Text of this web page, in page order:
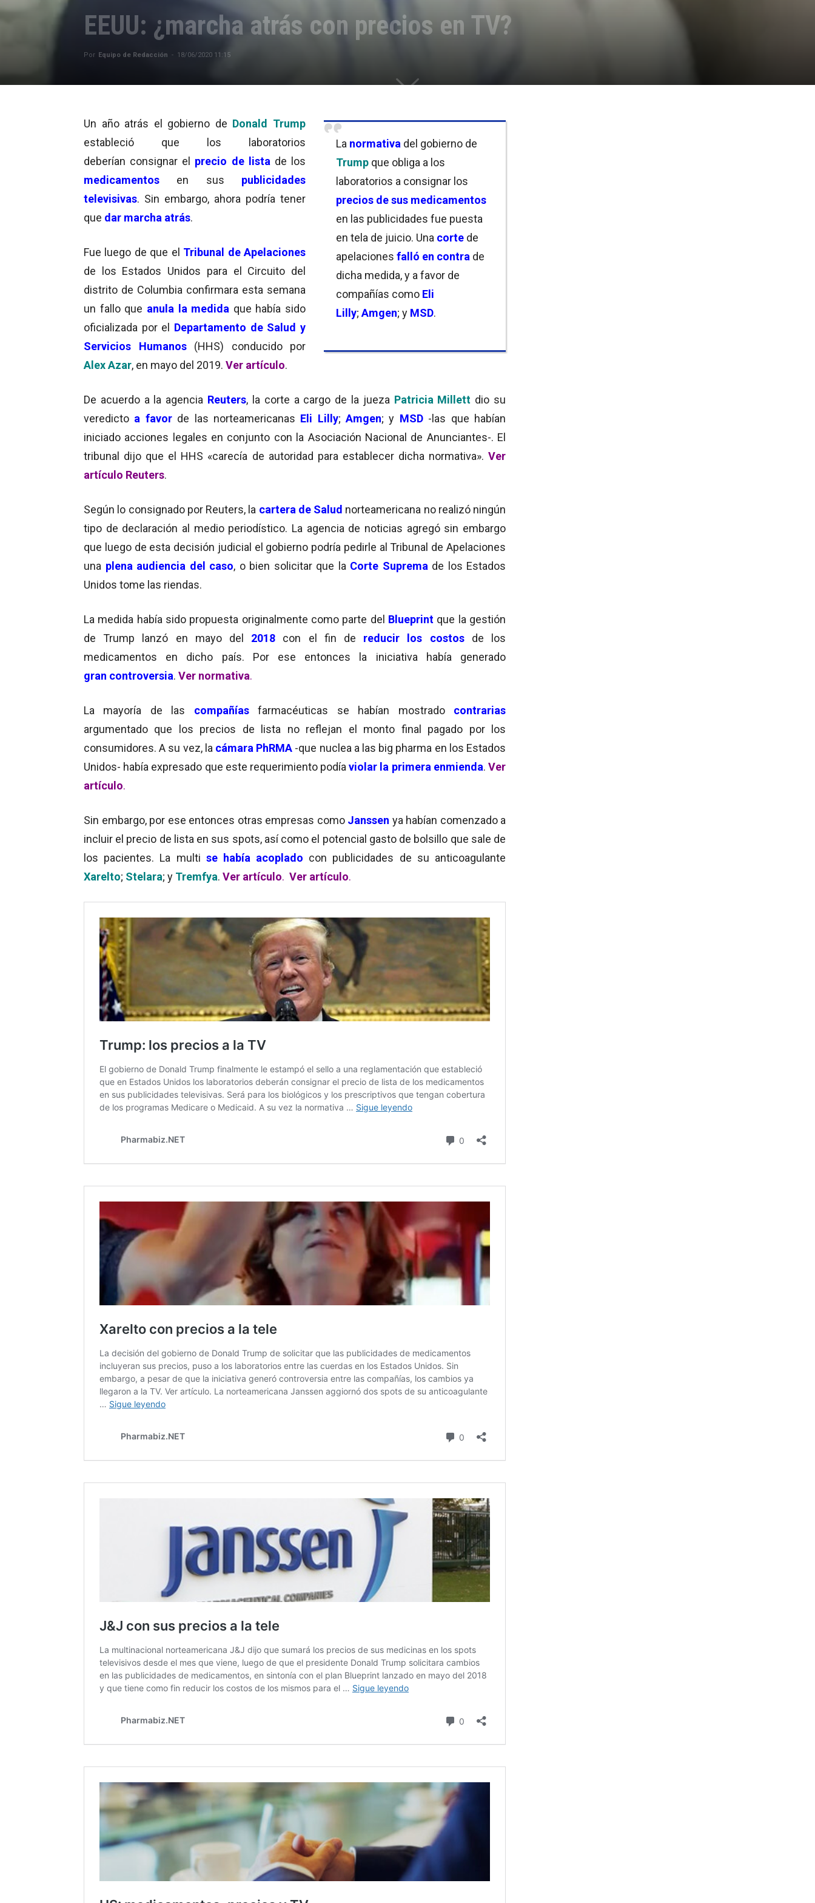
EEUU: ¿marcha atrás con precios en TV?
Por Equipo de Redacción - 18/06/2020 11:15
La normativa del gobierno de
Trump que obliga a los
laboratorios a consignar los
precios de sus medicamentos
en las publicidades fue puesta
en tela de juicio. Una corte de
apelaciones falló en contra de
dicha medida, y a favor de
compañías como Eli
Lilly; Amgen; y MSD.
Un año atrás el gobierno de Donald Trump
estableció que los laboratorios
deberían consignar el precio de lista de los
medicamentos en sus publicidades
televisivas. Sin embargo, ahora podría tener
que dar marcha atrás.
Fue luego de que el Tribunal de Apelaciones
de los Estados Unidos para el Circuito del
distrito de Columbia confirmara esta semana
un fallo que anula la medida que había sido
oficializada por el Departamento de Salud y
Servicios Humanos(HHS) conducido por
Alex Azar, en mayo del 2019. Ver artículo.
De acuerdo a la agencia Reuters, la corte a cargo de la jueza Patricia Millett dio su
veredicto a favorde las norteamericanas Eli Lilly;Amgen; y MSD-las que habían
iniciado acciones legales en conjunto con la Asociación Nacional de Anunciantes-. El
tribunal dijo que el HHS «carecía de autoridad para establecer dicha normativa». Ver
artículo Reuters.
Según lo consignado por Reuters, la cartera de Salud norteamericana no realizó ningún
tipo de declaración al medio periodístico. La agencia de noticias agregó sin embargo
que luego de esta decisión judicial el gobierno podría pedirle al Tribunal de Apelaciones
una plena audiencia del caso, o bien solicitar que la Corte Suprema de los Estados
Unidos tome las riendas.
La medida había sido propuesta originalmente como parte del Blueprint que la gestión
de Trump lanzó en mayo del 2018 con el fin de reducir los costos
de los
medicamentos en dicho país. Por ese entonces la iniciativa había generado
gran controversia. Ver normativa.
La mayoría de las compañíasfarmacéuticas se habían mostrado contrarias
argumentado que los precios de lista no reflejan el monto final pagado por los
consumidores. A su vez, la cámara PhRMA -que nuclea a las big pharma en los Estados
Unidos- había expresado que este requerimiento podíaviolar la primera enmienda.Ver
artículo.
Sin embargo, por ese entonces otras empresas como Janssen ya habían comenzado a
incluir el precio de lista en sus spots, así como el potencial gasto de bolsillo que sale de
los pacientes. La multi se había acoplado con publicidades de su anticoagulante
Xarelto; Stelara; y Tremfya. Ver artículo. Ver artículo.